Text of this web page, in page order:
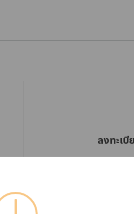
ลงทะเบี
RHINOSHIELD
ออกเฉียงใต้ตั้งแต่
โปรดลงทะเบียนบั
ได้อย่างต่อเนื่อง